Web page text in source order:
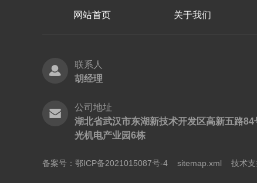
网站首页 关于我们
联系人
胡经理
公司地址
湖北省武汉市东湖新技术开发区高新五路84
光机电产业园6栋
备案号：鄂ICP备2021015087号-4 sitemap.xml 技术支